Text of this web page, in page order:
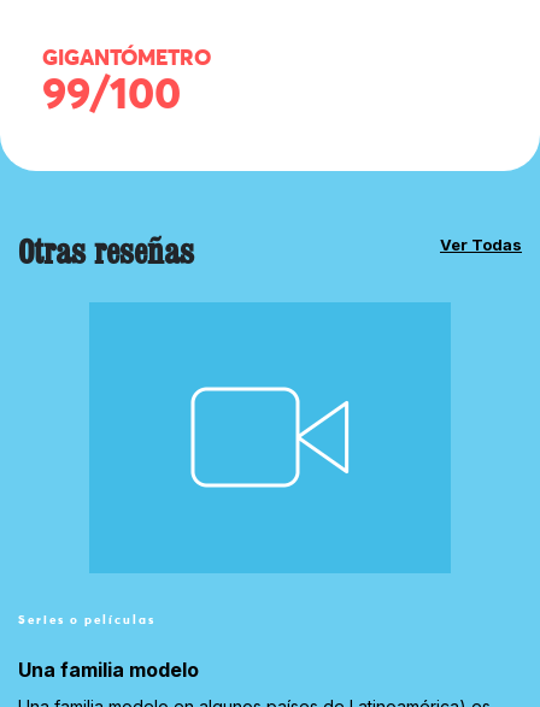
GIGANTÓMETRO
99/100
Otras reseñas Ver Todas
Series o películas
Una familia modelo